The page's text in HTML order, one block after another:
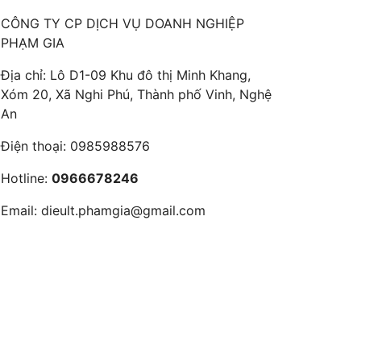
CÔNG TY CP DỊCH VỤ DOANH NGHIỆP
PHẠM GIA
Địa chỉ: Lô D1-09 Khu đô thị Minh Khang,
Xóm 20, Xã Nghi Phú, Thành phố Vinh, Nghệ
An
Điện thoại: 0985988576
Hotline: 0966678246
Email: dieult.phamgia@gmail.com